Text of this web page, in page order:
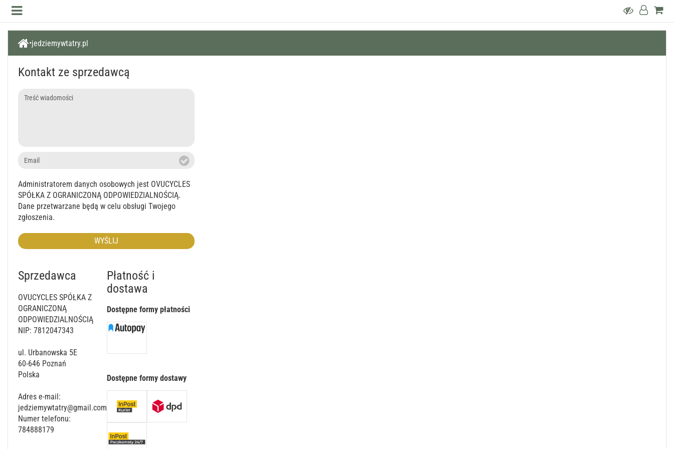
jedziemywtatry.pl
Kontakt ze sprzedawcą
Treść
Email
Administratorem danych osobowych jest OVUCYCLES
SPÓŁKA Z OGRANICZONĄ ODPOWIEDZIALNOŚCIĄ.
Dane przetwarzane będą w celu obsługi Twojego
zgłoszenia.
WYŚLIJ
Sprzedawca
OVUCYCLES SPÓŁKA Z
OGRANICZONĄ
ODPOWIEDZIALNOŚCIĄ
NIP: 7812047343
ul. Urbanowska 5E
60-646 Poznań
Polska
Adres e-mail:
jedziemywtatry@gmail.com
Numer telefonu:
784888179
Płatność i
dostawa
Dostępne formy płatności
Dostępne formy dostawy